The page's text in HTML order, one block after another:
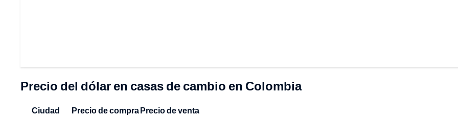
Precio del dólar en casas de cambio en Colombia
Ciudad Precio de compraPrecio de venta